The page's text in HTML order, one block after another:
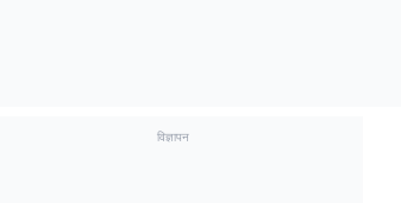
विज्ञापन